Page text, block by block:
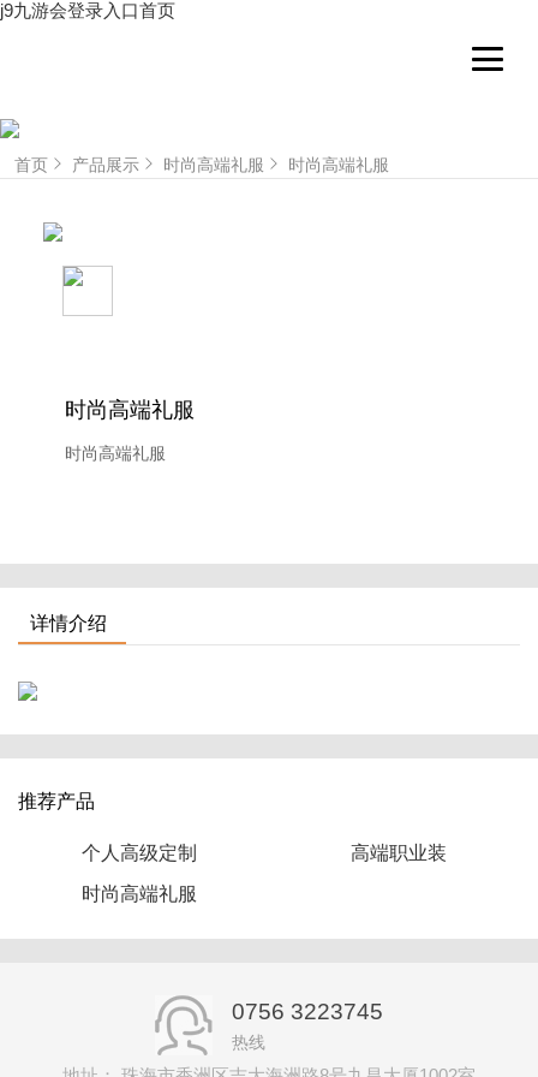
j9九游会登录入口首页
首页 产品展示 时尚高端礼服 时尚高端礼服
时尚高端礼服
时尚高端礼服
推荐产品
个人高级定制
高端职业装
时尚高端礼服
详情介绍
0756 3223745
热线